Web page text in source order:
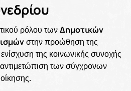
ρόλου τωνΔημοτικών
στην προώθηση της
της κοινωνικής συνοχής
αντιμετώπιση των σύγχρονων